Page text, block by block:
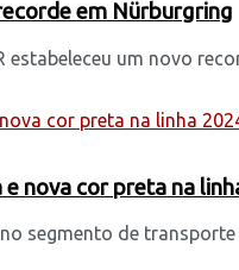
em Nürburgring
um novo
nova cor preta na
segmento de